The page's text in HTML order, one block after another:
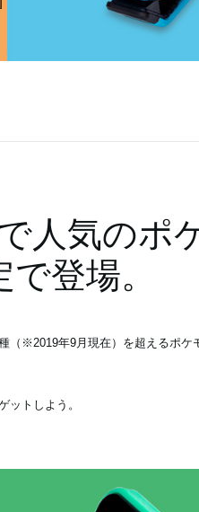
人気のポ
登場。
※2019年9月現在）を超えるポケ
ットしよう。